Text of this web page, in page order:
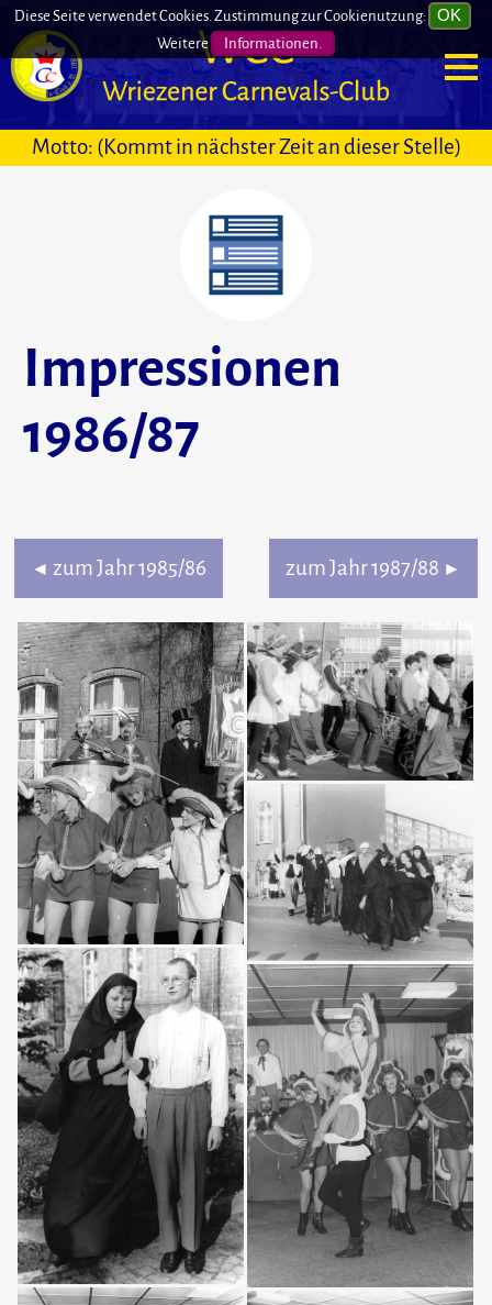
Diese Seite verwendet Cookies. Zustimmung zur Cookienutzung:
Weitere
Informationen.
Motto: (Kommt in nächster Zeit an dieser Stelle)
Impressionen
1986/87
zum Jahr 1987/88 ►
◄ zum Jahr 1985/86